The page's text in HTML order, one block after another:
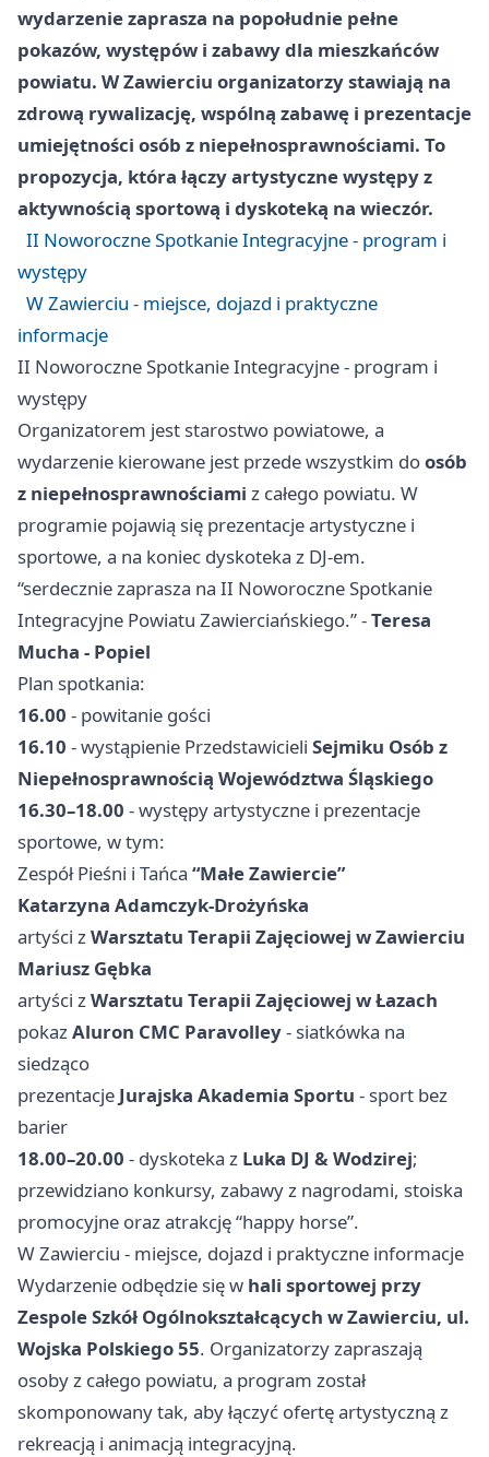
wydarzenie zaprasza na popołudnie pełne
pokazów, występów i zabawy dla mieszkańców
powiatu. W Zawierciu organizatorzy stawiają na
zdrową rywalizację, wspólną zabawę i prezentacje
umiejętności osób z niepełnosprawnościami. To
propozycja, która łączy artystyczne występy z
aktywnością sportową i dyskoteką na wieczór.
II Noworoczne Spotkanie Integracyjne - program i
występy
W Zawierciu - miejsce, dojazd i praktyczne
informacje
II Noworoczne Spotkanie Integracyjne - program i
występy
Organizatorem jest starostwo powiatowe, a
wydarzenie kierowane jest przede wszystkim doosób
z niepełnosprawnościami z całego powiatu. W
programie pojawią się prezentacje artystyczne i
sportowe, a na koniec dyskoteka z DJ-em.
“serdecznie zaprasza na II Noworoczne Spotkanie
Integracyjne Powiatu Zawierciańskiego.” -Teresa
Mucha - Popiel
Plan spotkania:
16.00 - powitanie gości
16.10 - wystąpienie Przedstawicieli Sejmiku Osób z
Niepełnosprawnością Województwa Śląskiego
16.30–18.00 - występy artystyczne i prezentacje
sportowe, w tym:
Zespół Pieśni i Tańca “Małe Zawiercie”
Katarzyna Adamczyk-Drożyńska
artyści zWarsztatu Terapii Zajęciowej w Zawierciu
Mariusz Gębka
artyści zWarsztatu Terapii Zajęciowej w Łazach
pokazAluron CMC Paravolley- siatkówka na
siedząco
prezentacje Jurajska Akademia Sportu - sport bez
barier
18.00–20.00 - dyskoteka z Luka DJ & Wodzirej;
przewidziano konkursy, zabawy z nagrodami, stoiska
promocyjne oraz atrakcję “happy horse”.
W Zawierciu - miejsce, dojazd i praktyczne informacje
Wydarzenie odbędzie się w hali sportowej przy
Zespole Szkół Ogólnokształcących w Zawierciu, ul.
Wojska Polskiego 55. Organizatorzy zapraszają
osoby z całego powiatu, a program został
skomponowany tak, aby łączyć ofertę artystyczną z
rekreacją i animacją integracyjną.